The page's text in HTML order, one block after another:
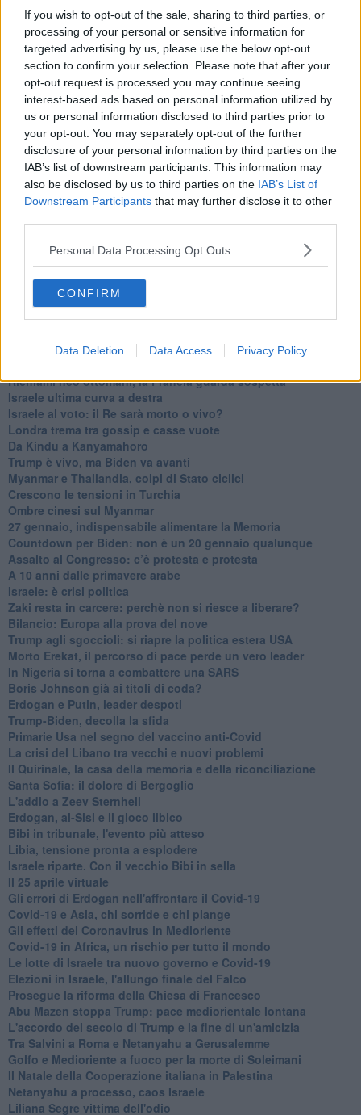
If you wish to opt-out of the sale, sharing to third parties, or
processing of your personal or sensitive information for
targeted advertising by us, please use the below opt-out
section to confirm your selection. Please note that after your
opt-out request is processed you may continue seeing
interest-based ads based on personal information utilized by
us or personal information disclosed to third parties prior to
your opt-out. You may separately opt-out of the further
disclosure of your personal information by third parties on the
IAB’s list of downstream participants. This information may
also be disclosed by us to third parties on the IAB’s List of
Downstream Participants that may further disclose it to other
Personal Data Processing Opt Outs
CONFIRM
Data Deletion Data Access Privacy Policy
La questione Ucraina
Cipro, un ponte dove si mischiano le culture
Una vigilia di Natale per un nuovo Rais
La questione israelo-palestinese ignorata dal G20
Erdogan continua a sfidare l'Occidente
Libano, collasso economico e guerra civile
Johnson, da Trump a Biden alla Brexit
L'AUKUS e il Quad
Biden, primo presidente USA non in guerra
Papa Bergoglio vedrà Viktor Orbán
Bennet, un giorno in attesa di Biden
Il ritorno dei talebani
​La lenta agonia del Libano
L’appuntamento di Israele con il cambiamento
La farsa delle elezioni in Siria
In Medioriente non ci sono favole, solo realtà
Biden chiama ma Netanyahu non risponde
Niente di nuovo in Medioriente
Biden nuovo alleato armeno contro la Turchia
Richiami neo ottomani, la Francia guarda sospetta
Israele ultima curva a destra
Israele al voto: il Re sarà morto o vivo?
Londra trema tra gossip e casse vuote
Da Kindu a Kanyamahoro
Trump è vivo, ma Biden va avanti
Myanmar e Thailandia, colpi di Stato ciclici
Crescono le tensioni in Turchia
Ombre cinesi sul Myanmar
27 gennaio, indispensabile alimentare la Memoria
Countdown per Biden: non è un 20 gennaio qualunque
Assalto al Congresso: c’è protesta e protesta
A 10 anni dalle primavere arabe
Israele: è crisi politica
Zaki resta in carcere: perchè non si riesce a liberare?
Bilancio: Europa alla prova del nove
Trump agli sgoccioli: si riapre la politica estera USA
Morto Erekat, il percorso di pace perde un vero leader
In Nigeria si torna a combattere una SARS
Boris Johnson già ai titoli di coda?
Erdogan e Putin, leader despoti
Trump-Biden, decolla la sfida
Primarie Usa nel segno del vaccino anti-Covid
La crisi del Libano tra vecchi e nuovi problemi
Il Quirinale, la casa della memoria e della riconciliazione
Santa Sofia: il dolore di Bergoglio
L'addio a ​Zeev Sternhell
Erdogan, al-Sisi e il gioco libico
Bibi in tribunale, l'evento più atteso
Libia, tensione pronta a esplodere
Israele riparte. Con il vecchio Bibi in sella
Il 25 aprile virtuale
Gli errori di Erdogan nell'affrontare il Covid-19
Covid-19 e Asia, chi sorride e chi piange
Gli effetti del Coronavirus in Medioriente
Covid-19 in Africa, un rischio per tutto il mondo
Le lotte di Israele tra nuovo governo e Covid-19
Elezioni in Israele, l'allungo finale del Falco
Prosegue la riforma della Chiesa di Francesco
Abu Mazen stoppa Trump: pace mediorientale lontana
L'accordo del secolo di Trump e la fine di un'amicizia
Tra Salvini a Roma e Netanyahu a Gerusalemme
Golfo e Medioriente a fuoco per la morte di Soleimani
Il Natale della Cooperazione italiana in Palestina
Netanyahu a processo, caos Israele
Liliana Segre vittima dell'odio